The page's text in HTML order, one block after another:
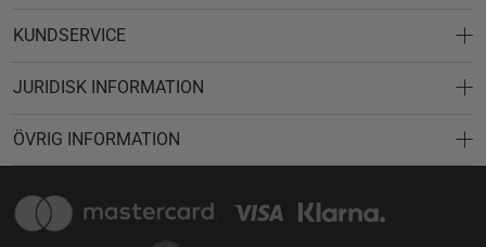
KUNDSERVICE
JURIDISK INFORMATION
ÖVRIG INFORMATION